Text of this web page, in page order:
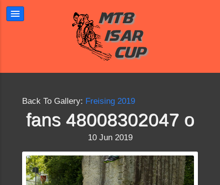
Back To Gallery: Freising 2019
fans 48008302047 o
10 Jun 2019